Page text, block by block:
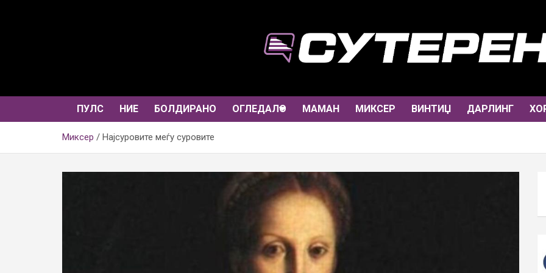
ПУЛС НИЕ БОЛДИРАНО ОГЛЕДАЛО МАМАН МИКСЕР ВИНТИЏ ДАРЛИНГ
Миксер Најсуровите меѓу суровите